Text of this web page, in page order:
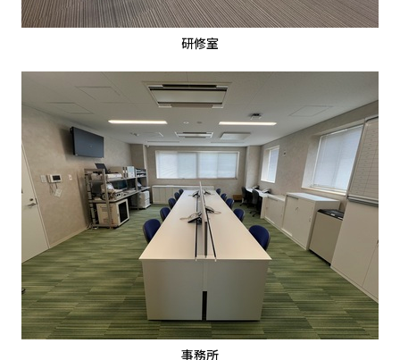
研修室
事務所